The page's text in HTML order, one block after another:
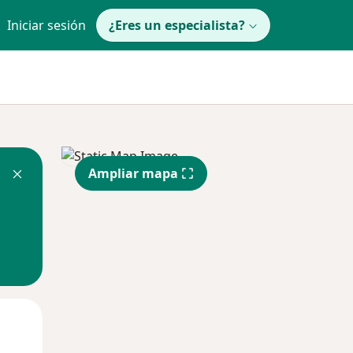
Iniciar sesión ¿Eres un especialista?
Ampliar mapa